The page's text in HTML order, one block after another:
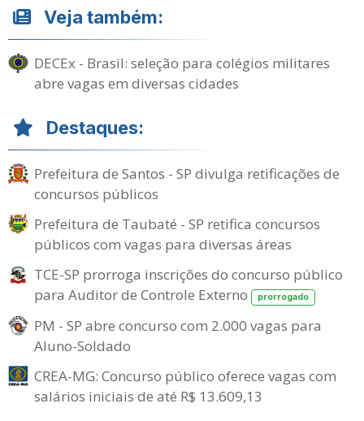
Veja também:
DECEx - Brasil: seleção para colégios militares
abre vagas em diversas cidades
Destaques:
Prefeitura de Santos - SP divulga retificações de
concursos públicos
Prefeitura de Taubaté - SP retifica concursos
públicos com vagas para diversas áreas
TCE-SP prorroga inscrições do concurso público
para Auditor de Controle Externo
prorrogado
PM - SP abre concurso com 2.000 vagas para
Aluno-Soldado
CREA-MG: Concurso público oferece vagas com
salários iniciais de até R$ 13.609,13